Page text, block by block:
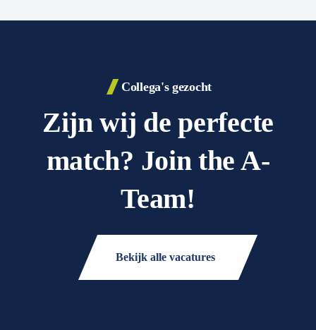
Collega's gezocht
Zijn wij de perfecte
match? Join the A-
Team!
Bekijk alle vacatures